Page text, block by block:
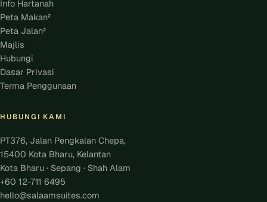
Info Hartanah
Peta Makan²
Peta Jalan²
Majlis
Hubungi
Dasar Privasi
Terma Penggunaan
HUBUNGI KAMI
PT376, Jalan Pengkalan Chepa,
15400 Kota Bharu, Kelantan
Kota Bharu · Sepang · Shah Alam
+60 12-711 6495
hello@salaamsuites.com